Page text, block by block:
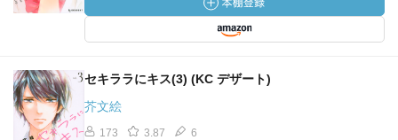
セキララにキス(3) (KC デザート)
芥文絵
173 3.87 6